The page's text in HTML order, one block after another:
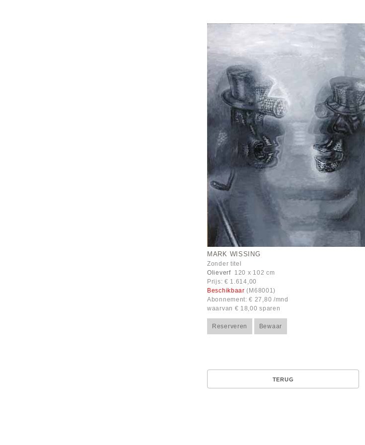
MARK WISSING
Zonder titel
Olieverf120 x 102 cm
Prijs: € 1.614,00
Beschikbaar(M68001)
Abonnement: € 27,80 /mnd
waarvan € 18,00 sparen
Reserveren Bewaar
TERUG